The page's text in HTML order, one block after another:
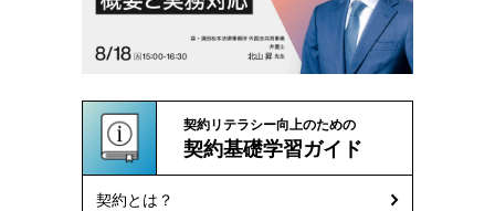
契約リテラシー向上のための
契約基礎学習ガイド
契約とは？